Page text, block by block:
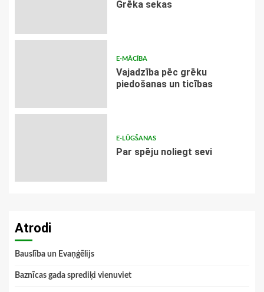
Grēka sekas
E-MĀCĪBA
Vajadzība pēc grēku
piedošanas un ticības
E-LŪGŠANAS
Par spēju noliegt sevi
Atrodi
Bauslība un Evaņģēlijs
Baznīcas gada sprediķi vienuviet